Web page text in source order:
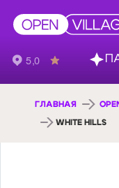
ГЛАВНАЯ
WHITE HILLS